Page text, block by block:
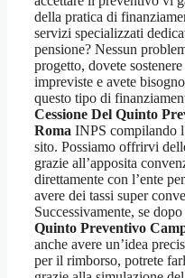
della pratica di
servizi specializzati
pensione? Nessun
progetto, dovete
impreviste e avete
questo tipo di
Cessione Del Quinto
Roma INPS compilando
sito. Possiamo offrirvi
grazie all’apposita
direttamente con l’ente
avere dei tassi super
Successivamente, se
Quinto Preventivo
anche avere un’idea
per il rimborso, potrete